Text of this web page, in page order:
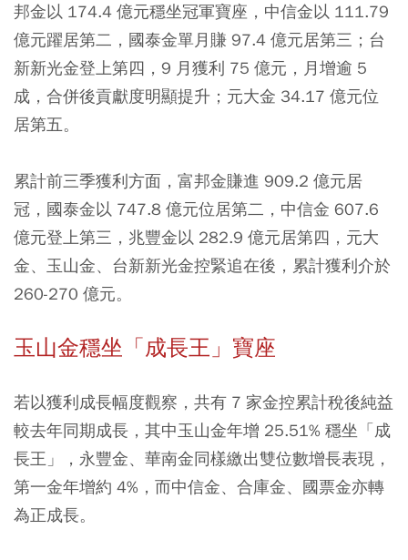
邦金以 174.4 億元穩坐冠軍寶座，中信金以 111.79
億元躍居第二，國泰金單月賺 97.4 億元居第三；台
新新光金登上第四，9 月獲利 75 億元，月增逾 5
成，合併後貢獻度明顯提升；元大金 34.17 億元位
居第五。
累計前三季獲利方面，富邦金賺進 909.2 億元居
冠，國泰金以 747.8 億元位居第二，中信金 607.6
億元登上第三，兆豐金以 282.9 億元居第四，元大
金、玉山金、台新新光金控緊追在後，累計獲利介於
260-270 億元。
玉山金穩坐「成長王」寶座
若以獲利成長幅度觀察，共有 7 家金控累計稅後純益
較去年同期成長，其中玉山金年增 25.51% 穩坐「成
長王」，永豐金、華南金同樣繳出雙位數增長表現，
第一金年增約 4%，而中信金、合庫金、國票金亦轉
為正成長。